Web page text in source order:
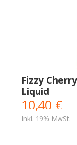
Fizzy
Liquid
10,40 €
Inkl. 19% MwSt.